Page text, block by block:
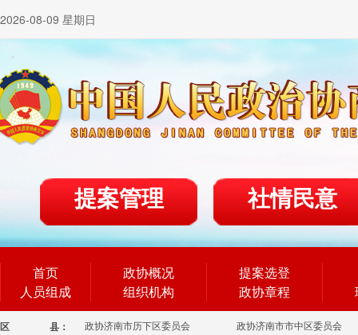
2026-08-09 星期日
提案管理 社情民意
首页
人员组成
政协概况
组织机构
提案选登
政协章程
区 县： 政协济南市历下区委员会
政协济南市市中区委员会